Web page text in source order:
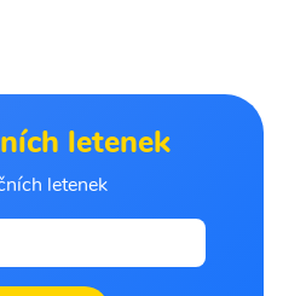
letenek
letenek